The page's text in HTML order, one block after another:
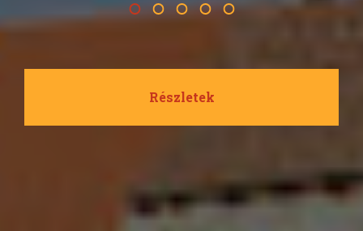
Részletek